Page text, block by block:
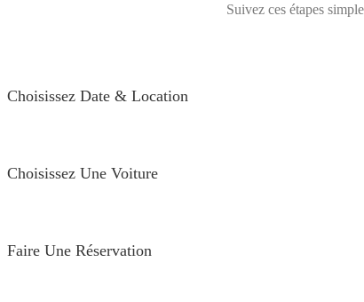
Suivez ces étapes
Choisissez Date & Location
Choisissez Une Voiture
Faire Une Réservation